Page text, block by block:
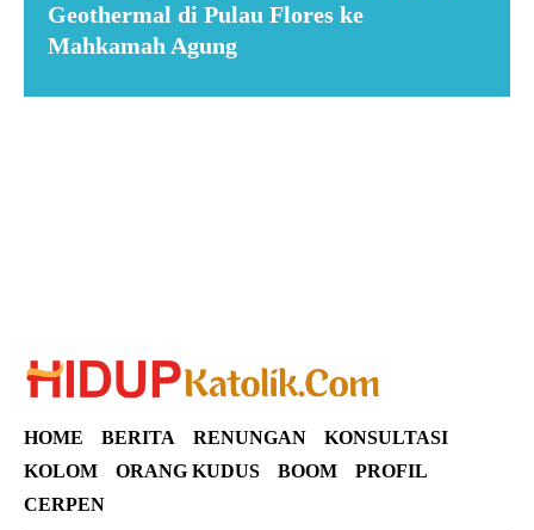
Geothermal di Pulau Flores ke
Mahkamah Agung
HOME BERITA RENUNGAN
KONSULTASI
KOLOM
ORANG KUDUS BOOM
PROFIL
CERPEN